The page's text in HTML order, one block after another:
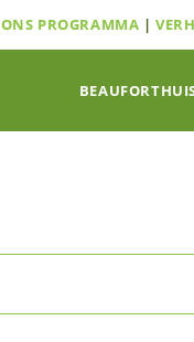
ONS PROGRAMMA |